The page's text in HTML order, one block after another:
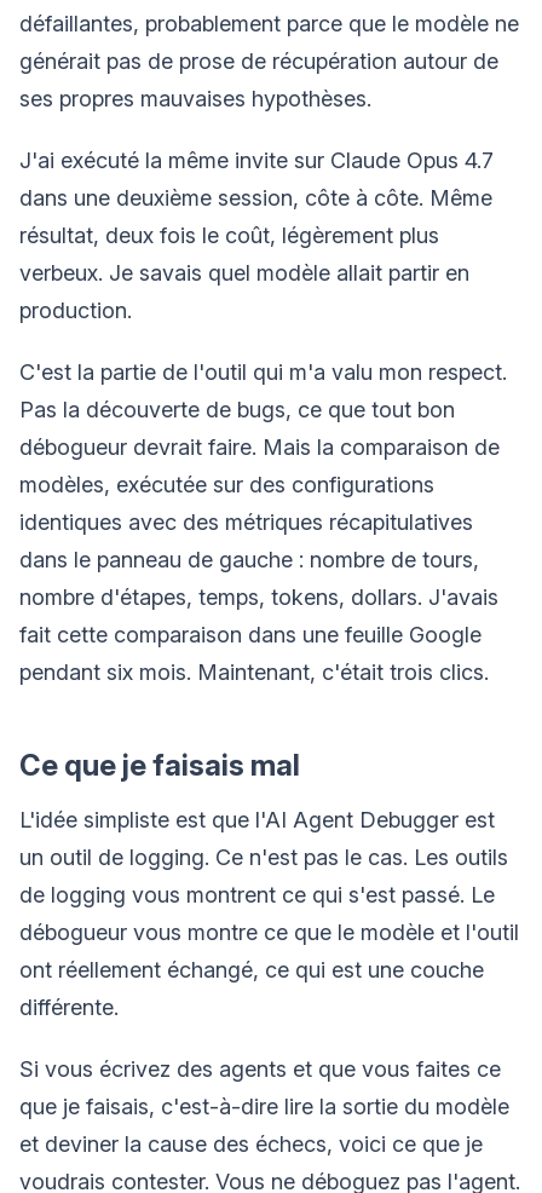
défaillantes, probablement parce que le modèle ne
générait pas de prose de récupération autour de
ses propres mauvaises hypothèses.
J'ai exécuté la même invite sur Claude Opus 4.7
dans une deuxième session, côte à côte. Même
résultat, deux fois le coût, légèrement plus
verbeux. Je savais quel modèle allait partir en
production.
C'est la partie de l'outil qui m'a valu mon respect.
Pas la découverte de bugs, ce que tout bon
débogueur devrait faire. Mais la comparaison de
modèles, exécutée sur des configurations
identiques avec des métriques récapitulatives
dans le panneau de gauche : nombre de tours,
nombre d'étapes, temps, tokens, dollars. J'avais
fait cette comparaison dans une feuille Google
pendant six mois. Maintenant, c'était trois clics.
Ce que je faisais mal
L'idée simpliste est que l'AI Agent Debugger est
un outil de logging. Ce n'est pas le cas. Les outils
de logging vous montrent ce qui s'est passé. Le
débogueur vous montre ce que le modèle et l'outil
ont réellement échangé, ce qui est une couche
différente.
Si vous écrivez des agents et que vous faites ce
que je faisais, c'est-à-dire lire la sortie du modèle
et deviner la cause des échecs, voici ce que je
voudrais contester. Vous ne déboguez pas l'agent.